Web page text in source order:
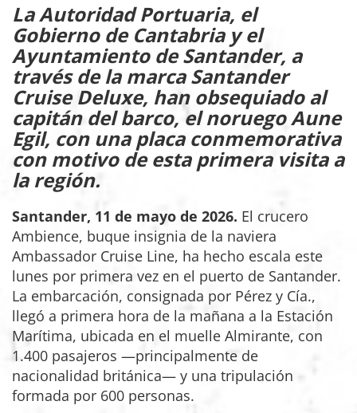
La Autoridad Portuaria, el
Gobierno de Cantabria y el
Ayuntamiento de Santander, a
través de la marca Santander
Cruise Deluxe, han obsequiado al
capitán del barco, el noruego Aune
Egil, con una placa conmemorativa
con motivo de esta primera visita a
la región.
Santander, 11 de mayo de 2026. El crucero
Ambience, buque insignia de la naviera
Ambassador Cruise Line, ha hecho escala este
lunes por primera vez en el puerto de Santander.
La embarcación, consignada por Pérez y Cía.,
llegó a primera hora de la mañana a la Estación
Marítima, ubicada en el muelle Almirante, con
1.400 pasajeros —principalmente de
nacionalidad británica— y una tripulación
formada por 600 personas.